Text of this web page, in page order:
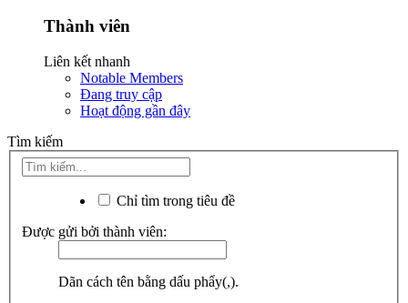
Thành viên
Liên kết nhanh
Notable Members
Đang truy cập
Hoạt động gần đây
Tìm kiếm
Chỉ tìm trong tiêu đề
Được gửi bởi thành viên:
Dãn cách tên bằng dấu phẩy(,).